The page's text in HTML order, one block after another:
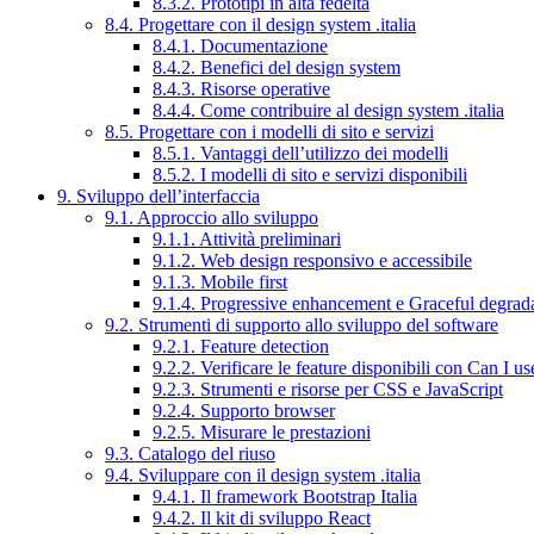
8.4. Progettare con il design system .italia
8.4.1. Documentazione
8.4.2. Benefici del design system
8.4.3. Risorse operative
8.4.4. Come contribuire al design system .italia
8.5. Progettare con i modelli di sito e servizi
8.5.1. Vantaggi dell’utilizzo dei modelli
8.5.2. I modelli di sito e servizi disponibili
9. Sviluppo dell’interfaccia
9.1. Approccio allo sviluppo
9.1.1. Attività preliminari
9.1.2. Web design responsivo e accessibile
9.1.3. Mobile first
9.1.4. Progressive enhancement e Graceful
9.2. Strumenti di supporto allo sviluppo del software
9.2.1. Feature detection
9.2.2. Verificare le feature disponibili con Can I
9.2.3. Strumenti e risorse per CSS e JavaScript
9.2.4. Supporto browser
9.2.5. Misurare le prestazioni
9.3. Catalogo del riuso
9.4. Sviluppare con il design system .italia
9.4.1. Il framework Bootstrap Italia
9.4.2. Il kit di sviluppo React